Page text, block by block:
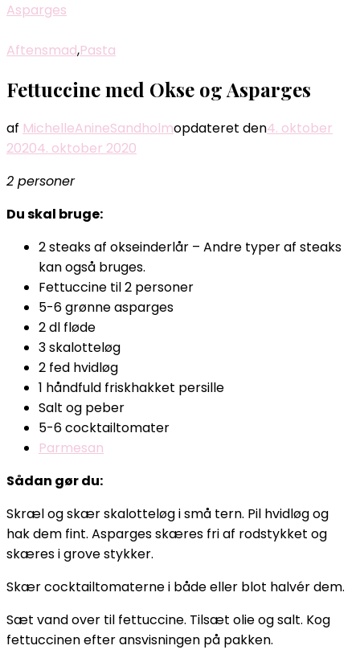
Asparges
Aftensmad,Pasta
Fettuccine med Okse og Asparges
af MichelleAnineSandholmopdateret den4. oktober
20204. oktober 2020
2 personer
Du skal bruge:
2 steaks af okseinderlår – Andre typer af steaks
kan også bruges.
Fettuccine til 2 personer
5-6 grønne asparges
2 dl fløde
3 skalotteløg
2 fed hvidløg
1 håndfuld friskhakket persille
Salt og peber
5-6 cocktailtomater
Parmesan
Sådan gør du:
Skræl og skær skalotteløg i små tern. Pil hvidløg og
hak dem fint. Asparges skæres fri af rodstykket og
skæres i grove stykker.
Skær cocktailtomaterne i både eller blot halvér dem.
Sæt vand over til fettuccine. Tilsæt olie og salt. Kog
fettuccinen efter ansvisningen på pakken.